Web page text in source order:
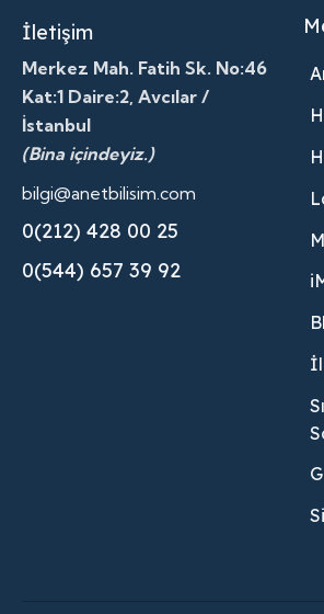
İletişim
Merkez Mah. Fatih Sk. No:46
Kat:1 Daire:2, Avcılar /
İstanbul
(Bina içindeyiz.)
bilgi@anetbilisim.com
0(212) 428 00 25
0(544) 657 39 92